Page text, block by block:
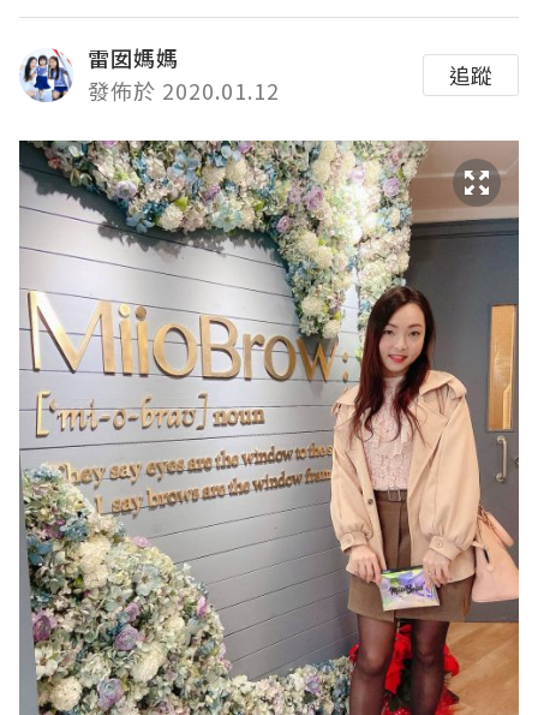
雷囡媽媽
發佈於 2020.01.12
追蹤